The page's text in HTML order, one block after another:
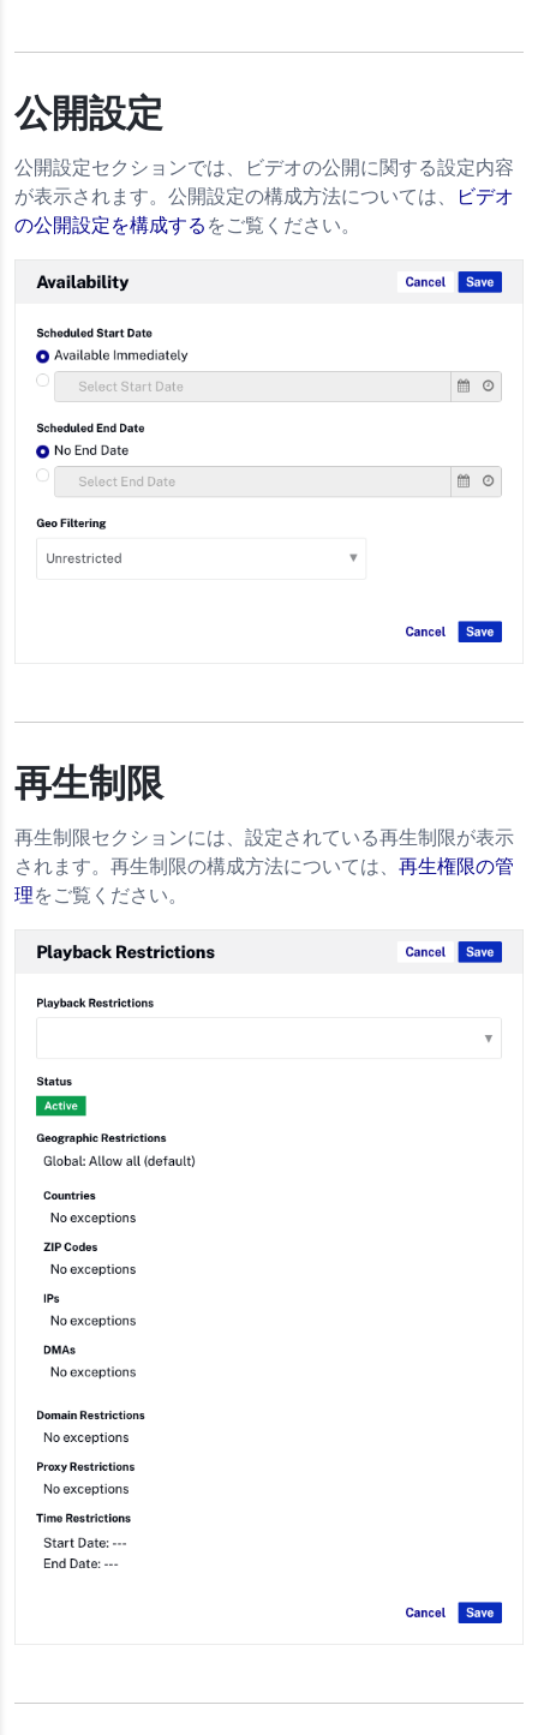
公開設定
公開設定セクションでは、ビデオの公開に関する設定内容
が表示されます。公開設定の構成方法については、
ビデオ
の公開設定を構成する をご覧ください。
再生制限
再生制限セクションには、設定されている再生制限が表示
されます。再生制限の構成方法については、 再生権限の管
理をご覧ください。